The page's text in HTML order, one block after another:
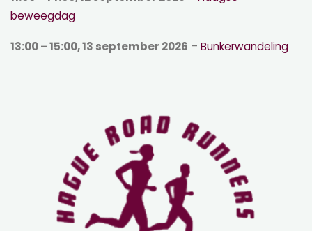
beweegdag
13:00– 15:00,13 september 2026 –Bunkerwandeling